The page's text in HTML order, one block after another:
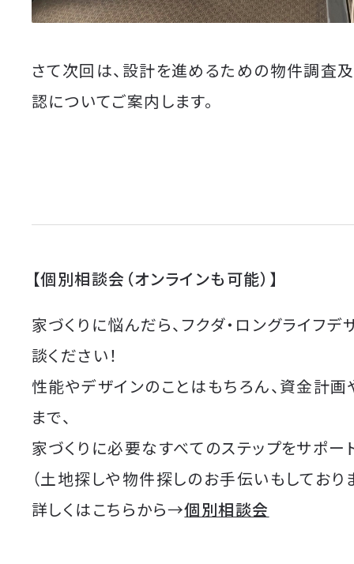
さて次回は、設計を進めるための物件調査
認についてご案内します。
【個別相談会（オンラインも可能）】
家づくりに悩んだら、フクダ・ロングライフ
談ください！
性能やデザインのことはもちろん、資金計
まで、
家づくりに必要なすべてのステップをサポー
（土地探しや物件探しのお手伝いもしており
詳しくはこちらから→個別相談会